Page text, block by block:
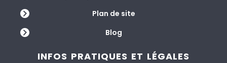
Plan de site
Blog
INFOS PRATIQUES ET LÉGALES